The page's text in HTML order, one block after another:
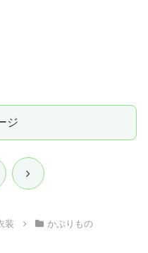
ジ
次
装 かぶりもの